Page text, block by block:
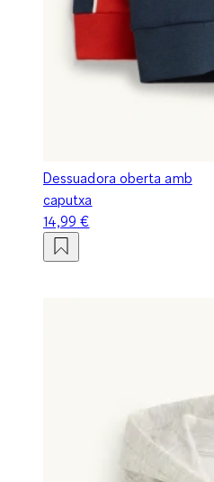
Dessuadora oberta amb
caputxa
14,99 €